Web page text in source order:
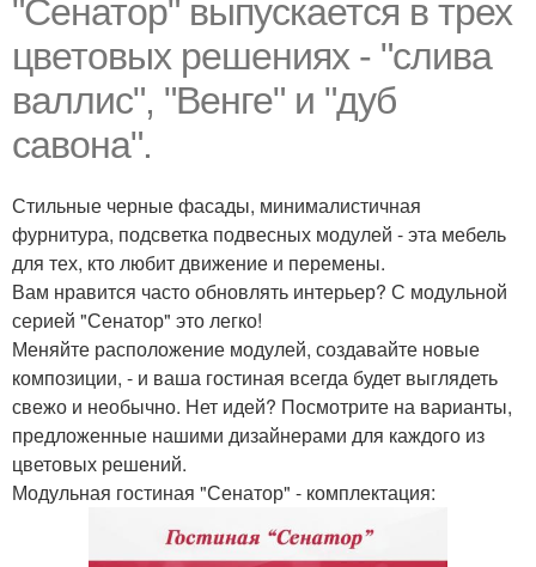
"Сенатор" выпускается в трех
цветовых решениях - "слива
валлис", "Венге" и "дуб
савона".
Стильные черные фасады, минималистичная
фурнитура, подсветка подвесных модулей - эта мебель
для тех, кто любит движение и перемены.
Вам нравится часто обновлять интерьер? С модульной
серией "Сенатор" это легко!
Меняйте расположение модулей, создавайте новые
композиции, - и ваша гостиная всегда будет выглядеть
свежо и необычно. Нет идей? Посмотрите на варианты,
предложенные нашими дизайнерами для каждого из
цветовых решений.
Модульная гостиная "Сенатор" - комплектация: